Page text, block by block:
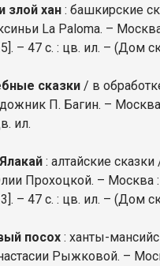
злой хан : башкирские
La Paloma. –
– 47 с. : цв. ил. – (Дом
сказки / в
П. Багин. –
ил.
: алтайские сказки
Прохоцкой. – Москва :
– 47 с. : цв. ил. – (Дом
посох : ханты-
Рыжковой. –